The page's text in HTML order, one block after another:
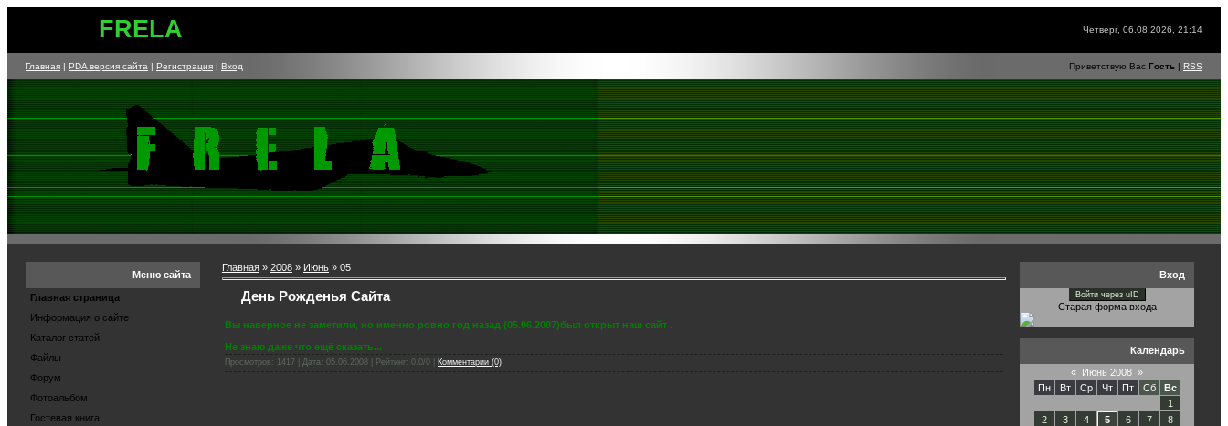
FRELA Четверг, 06.08.2026, 21:14
Главная | PDA версия сайта | Регистрация | Вход Приветствую Вас Гость | RSS
Меню сайта
Главная страница
Информация о сайте
Каталог статей
Файлы
Форум
Фотоальбом
Гостевая книга
Главная » 2008 » Июнь » 05
День Рожденья Сайта
Вы наверное не заметили, но именно ровно год назад (05.06.2007)был открыт наш сайт .
Не знаю даже что ещё сказать...
Просмотров: 1417 | Дата: 05.06.2008 | Рейтинг: 0.0/0 | Комментарии (0)
Вход
Войти через uID
Старая форма входа
Календарь
« Июнь 2008 »
Пн
Вт Ср Чт Пт Сб
Вс
1
2
3 4 5 6 7
8